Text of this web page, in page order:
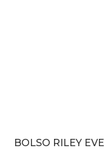
BOLSO RILEY